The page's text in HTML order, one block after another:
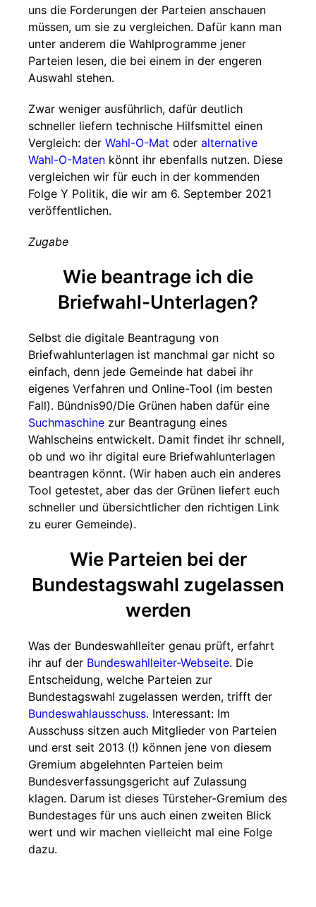
uns die Forderungen der Parteien anschauen
müssen, um sie zu vergleichen. Dafür kann man
unter anderem die Wahlprogramme jener
Parteien lesen, die bei einem in der engeren
Auswahl stehen.
Zwar weniger ausführlich, dafür deutlich
schneller liefern technische Hilfsmittel einen
Vergleich: der Wahl-O-Mat oder alternative
Wahl-O-Maten könnt ihr ebenfalls nutzen. Diese
vergleichen wir für euch in der kommenden
Folge Y Politik, die wir am 6. September 2021
veröffentlichen.
Zugabe
Wie beantrage ich die
Briefwahl-Unterlagen?
Selbst die digitale Beantragung von
Briefwahlunterlagen ist manchmal gar nicht so
einfach, denn jede Gemeinde hat dabei ihr
eigenes Verfahren und Online-Tool (im besten
Fall). Bündnis90/Die Grünen haben dafür eine
Suchmaschine zur Beantragung eines
Wahlscheins entwickelt. Damit findet ihr schnell,
ob und wo ihr digital eure Briefwahlunterlagen
beantragen könnt. (Wir haben auch ein anderes
Tool getestet, aber das der Grünen liefert euch
schneller und übersichtlicher den richtigen Link
zu eurer Gemeinde).
Wie Parteien bei der
Bundestagswahl zugelassen
werden
Was der Bundeswahlleiter genau prüft, erfahrt
ihr auf der Bundeswahlleiter-Webseite. Die
Entscheidung, welche Parteien zur
Bundestagswahl zugelassen werden, trifft der
Bundeswahlausschuss. Interessant: Im
Ausschuss sitzen auch Mitglieder von Parteien
und erst seit 2013 (!) können jene von diesem
Gremium abgelehnten Parteien beim
Bundesverfassungsgericht auf Zulassung
klagen. Darum ist dieses Türsteher-Gremium des
Bundestages für uns auch einen zweiten Blick
wert und wir machen vielleicht mal eine Folge
dazu.